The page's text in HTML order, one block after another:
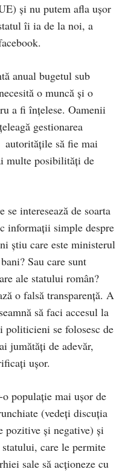
și nu putem afla ușor
tatul îi ia de la noi, a
anual bugetul sub
o muncă și o
a fi înțelese. Oamenii
gestionarea
autoritățile să fie mai
multe posibilități de
interesează de soarta
informații simple despre
știu care este ministerul
Sau care sunt
ale statului român?
o falsă transparență. A
să faci accesul la
se folosesc de
jumătăți de adevăr,
ușor.
o populație mai ușor de
(vedeți discuția
pozitive și negative) și
care le permite
sale să acționeze cu